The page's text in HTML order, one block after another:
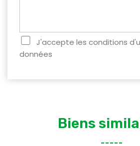
J'accepte les conditions
données
Biens